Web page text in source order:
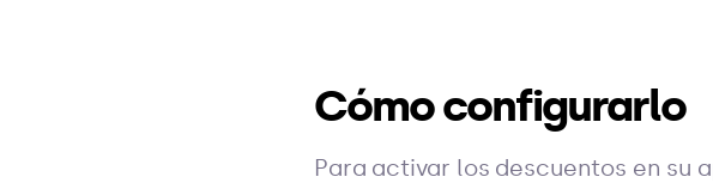
Cómo configurarlo
Para activar los descuentos en su